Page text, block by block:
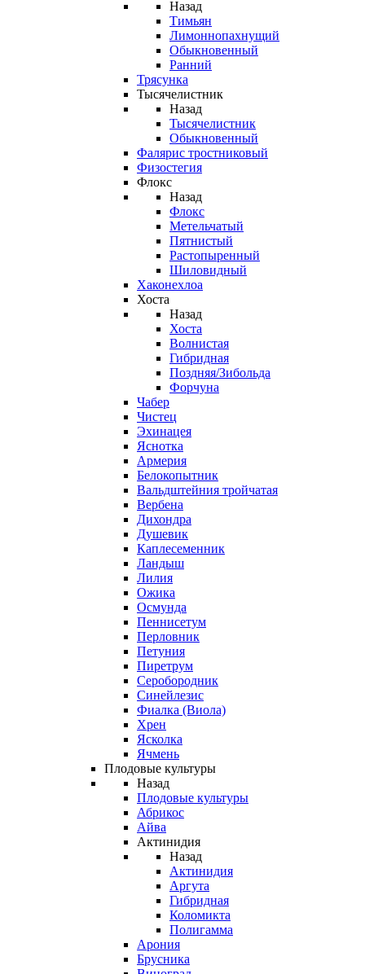
Назад
Тимьян
Лимоннопахнущий
Обыкновенный
Ранний
Трясунка
Тысячелистник
Назад
Тысячелистник
Обыкновенный
Фалярис тростниковый
Физостегия
Флокс
Назад
Флокс
Метельчатый
Пятнистый
Растопыренный
Шиловидный
Хаконехлоа
Хоста
Назад
Хоста
Волнистая
Гибридная
Поздняя/Зибольда
Форчуна
Чабер
Чистец
Эхинацея
Яснотка
Армерия
Белокопытник
Вальдштейния тройчатая
Вербена
Дихондра
Душевик
Каплесеменник
Ландыш
Лилия
Ожика
Осмунда
Пеннисетум
Перловник
Петуния
Пиретрум
Серобородник
Синейлезис
Фиалка (Виола)
Хрен
Ясколка
Ячмень
Плодовые культуры
Назад
Плодовые культуры
Абрикос
Айва
Актинидия
Назад
Актинидия
Аргута
Гибридная
Коломикта
Полигамма
Арония
Брусника